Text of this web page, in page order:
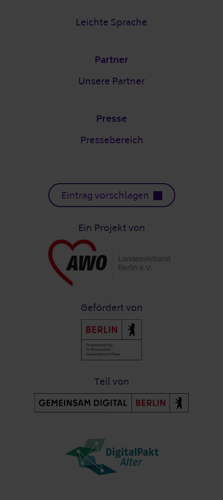
Leichte Sprache
Partner
Unsere Partner
Presse
Pressebereich
Eintrag vorschlagen
Ein Projekt von
Gefördert von
Teil von